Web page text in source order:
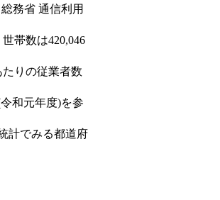
務省 通信利用
帯数は420,046
たりの従業者数
和元年度)を参
計でみる都道府